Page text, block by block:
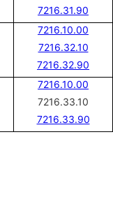
7216.31.90
7216.10.00
7216.32.10
7216.32.90
7216.10.00
7216.33.10
7216.33.90